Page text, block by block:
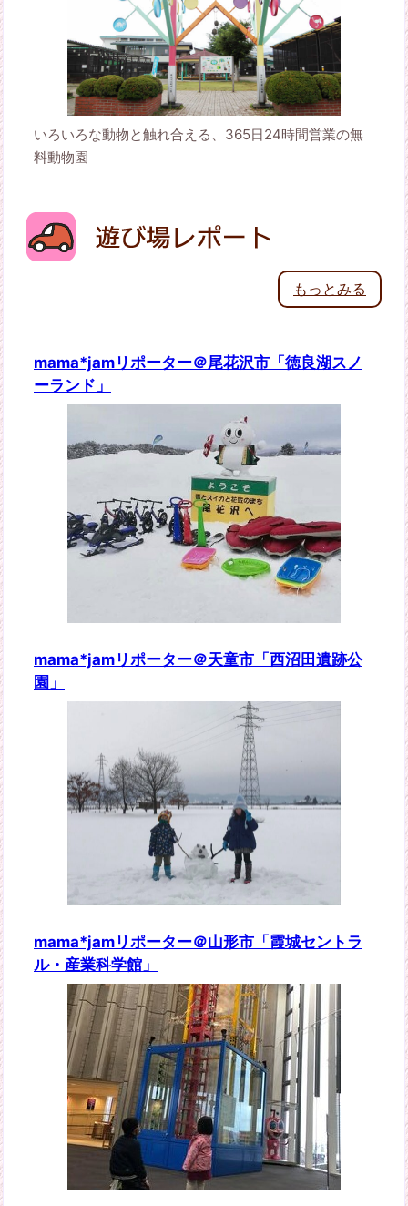
いろいろな動物と触れ合える、365日24時間営業の無
料動物園
もっとみる
mama*jamリポーター＠尾花沢市「徳良湖スノ
ーランド」
mama*jamリポーター＠天童市「西沼田遺跡公
園」
mama*jamリポーター＠山形市「霞城セントラ
ル・産業科学館」